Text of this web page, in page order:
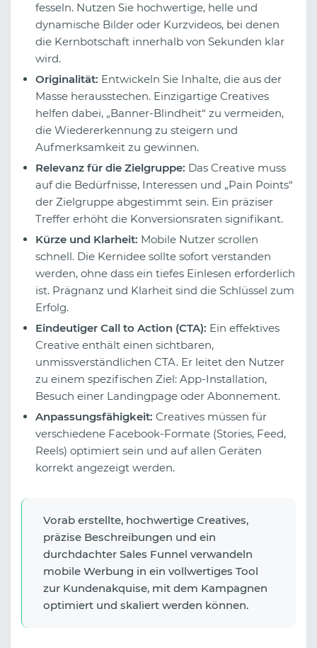
fesseln. Nutzen Sie hochwertige, helle und
dynamische Bilder oder Kurzvideos, bei denen
die Kernbotschaft innerhalb von Sekunden klar
wird.
Originalität: Entwickeln Sie Inhalte, die aus der
Masse herausstechen. Einzigartige Creatives
helfen dabei, „Banner-Blindheit“ zu vermeiden,
die Wiedererkennung zu steigern und
Aufmerksamkeit zu gewinnen.
Relevanz für die Zielgruppe: Das Creative muss
auf die Bedürfnisse, Interessen und „Pain Points“
der Zielgruppe abgestimmt sein. Ein präziser
Treffer erhöht die Konversionsraten signifikant.
Kürze und Klarheit: Mobile Nutzer scrollen
schnell. Die Kernidee sollte sofort verstanden
werden, ohne dass ein tiefes Einlesen erforderlich
ist. Prägnanz und Klarheit sind die Schlüssel zum
Erfolg.
Eindeutiger Call to Action (CTA): Ein effektives
Creative enthält einen sichtbaren,
unmissverständlichen CTA. Er leitet den Nutzer
zu einem spezifischen Ziel: App-Installation,
Besuch einer Landingpage oder Abonnement.
Anpassungsfähigkeit: Creatives müssen für
verschiedene Facebook-Formate (Stories, Feed,
Reels) optimiert sein und auf allen Geräten
korrekt angezeigt werden.
Vorab erstellte, hochwertige Creatives,
präzise Beschreibungen und ein
durchdachter Sales Funnel verwandeln
mobile Werbung in ein vollwertiges Tool
zur Kundenakquise, mit dem Kampagnen
optimiert und skaliert werden können.